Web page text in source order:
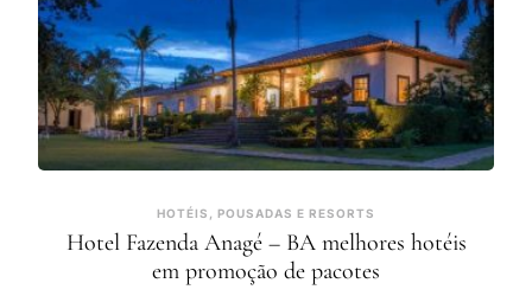
HOTÉIS, POUSADAS E RESORTS
Hotel Fazenda Anagé – BA melhores hotéis
em promoção de pacotes